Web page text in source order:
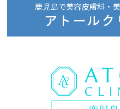
鹿児島で美容皮膚科・
アトールク